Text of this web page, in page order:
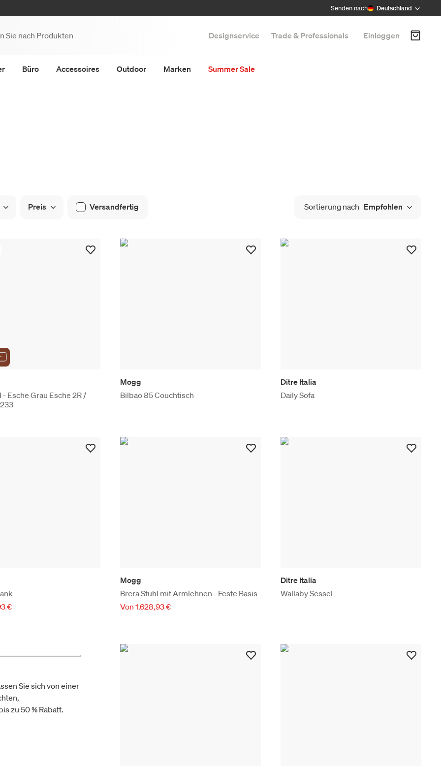
Senden nach Deutschland
Designservice Trade & Professionals Einloggen
Büro Accessoires Outdoor Marken Summer Sale
Preis Versandfertig Sortierung nach Empfohlen
- Esche Grau Esche 2R /
Mogg
Bilbao 85 Couchtisch
Ditre Italia
Daily Sofa
€
Mogg
Brera Stuhl mit Armlehnen - Feste Basis
Von 1.628,93 €
Ditre Italia
Wallaby Sessel
Sie sich von einer
zu 50 % Rabatt.